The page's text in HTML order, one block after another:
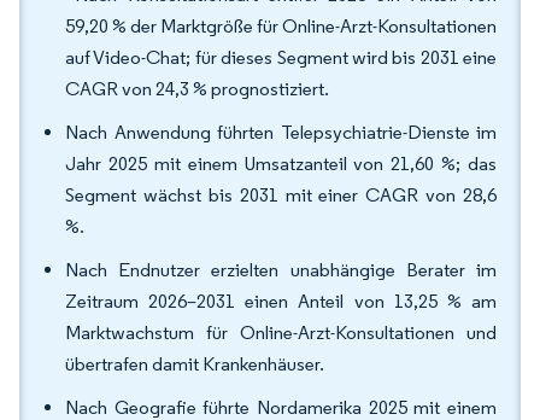
59,20 % der Marktgröße für Online-Arzt-Konsultationen
auf Video-Chat; für dieses Segment wird bis 2031 eine
CAGR von 24,3 % prognostiziert.
Nach Anwendung führten Telepsychiatrie-Dienste im
Jahr 2025 mit einem Umsatzanteil von 21,60 %; das
Segment wächst bis 2031 mit einer CAGR von 28,6
%.
Nach Endnutzer erzielten unabhängige Berater im
Zeitraum 2026–2031 einen Anteil von 13,25 % am
Marktwachstum für Online-Arzt-Konsultationen und
übertrafen damit Krankenhäuser.
Nach Geografie führte Nordamerika 2025 mit einem